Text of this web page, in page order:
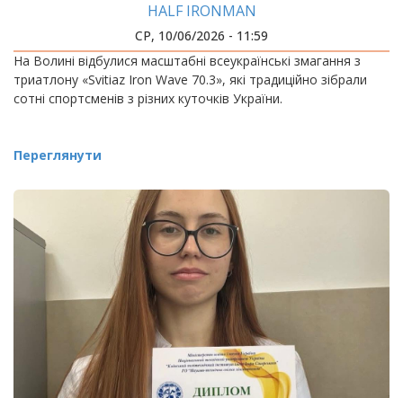
HALF IRONMAN
СР, 10/06/2026 - 11:59
На Волині відбулися масштабні всеукраїнські змагання з
триатлону «Svitiaz Iron Wave 70.3», які традиційно зібрали
сотні спортсменів з різних куточків України.
Переглянути